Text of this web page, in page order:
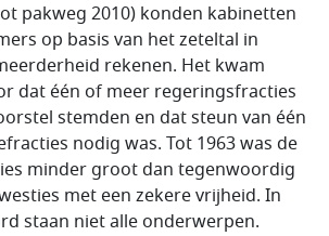
pakweg 2010) konden kabinetten
op basis van het zeteltal in
rekenen. Het kwam
dat één of meer regeringsfracties
stemden en dat steun van één
nodig was. Tot 1963 was de
minder groot dan tegenwoordig
met een zekere vrijheid. In
staan niet alle onderwerpen.